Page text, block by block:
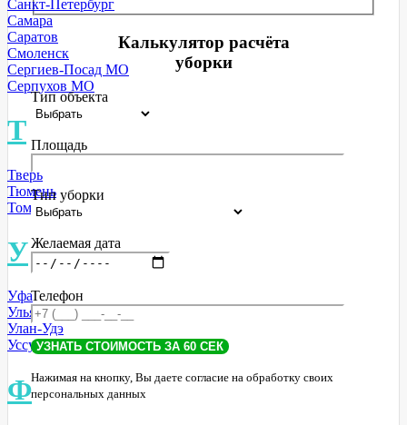
Санкт-Петербург
Самара
Саратов
Смоленск
Сергиев-Посад МО
Серпухов МО
Т
Тверь
Тюмень
Томск
У
Уфа
Ульяновск
Улан-Удэ
Уссурийск
Ф
Калькулятор расчёта
уборки
Тип объекта
Площадь
Тип уборки
Желаемая дата
Телефон
Нажимая на кнопку, Вы даете согласие на обработку своих
персональных данных